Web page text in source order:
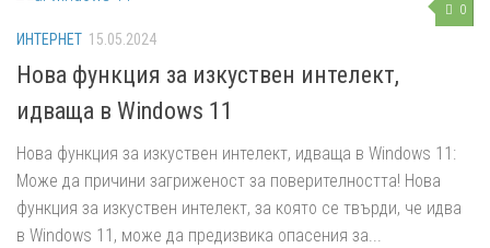
0
ИНТЕРНЕТ 15.05.2024
Нова функция за изкуствен интелект,
идваща в Windows 11
Нова функция за изкуствен интелект, идваща в Windows 11:
Може да причини загриженост за поверителността! Нова
функция за изкуствен интелект, за която се твърди, че идва
в Windows 11, може да предизвика опасения за...